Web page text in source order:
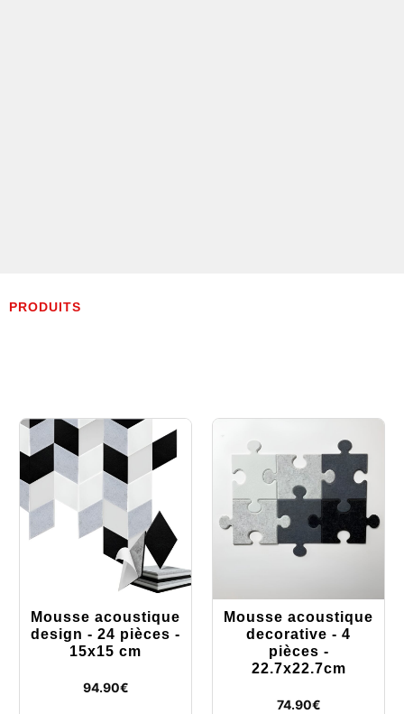
PRODUITS
Mousse acoustique
design - 24 pièces -
15x15 cm
94.90€
Mousse acoustique
decorative - 4
pièces -
22.7x22.7cm
74.90€